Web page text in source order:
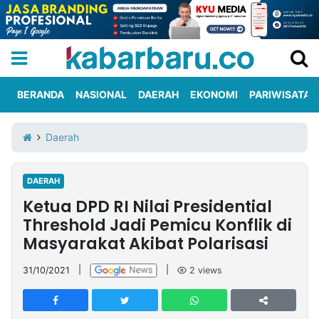
Iklan
Berita
Kami
Nasional
International
Olahraga
Entertainment
Daerah
Pariwisata
Kuliner
Kolom
Network
PT
TREETAN
BERANDA NASIONAL DAERAH EKONOMI PARIWISATA
Daerah
DAERAH
Ketua DPD RI Nilai Presidential
Threshold Jadi Pemicu Konflik di
Masyarakat Akibat Polarisasi
31/10/2021 2 views